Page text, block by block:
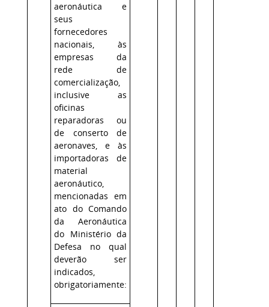
aeronáutica e
seus
fornecedores
nacionais, às
empresas da
rede de
comercialização,
inclusive as
oficinas
reparadoras ou
de conserto de
aeronaves, e às
importadoras de
material
aeronáutico,
mencionadas em
ato do Comando
da Aeronáutica
do Ministério da
Defesa no qual
deverão ser
indicados,
obrigatoriamente: